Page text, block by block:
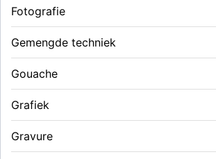
Fotografie
Gemengde techniek
Gouache
Grafiek
Gravure